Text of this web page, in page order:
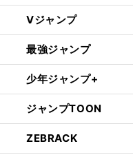
Vジャンプ
最強ジャンプ
少年ジャンプ+
ジャンプTOON
ZEBRACK